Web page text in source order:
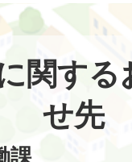
関する
せ先
課